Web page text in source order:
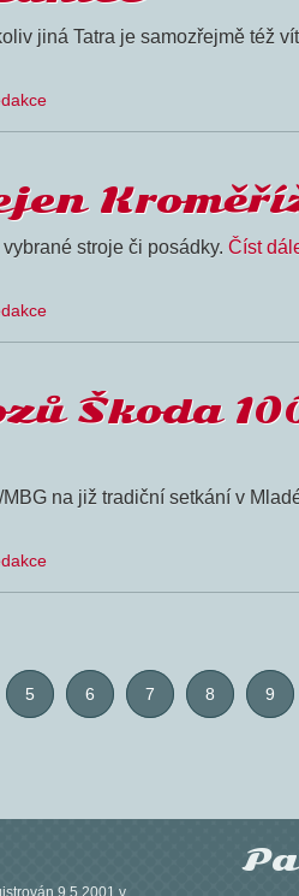
jiná Tatra je samozřejmě též
stroje či posádky. Číst
Škoda
na již tradiční setkání v
5 6 7 8 9
9.5.2001 v